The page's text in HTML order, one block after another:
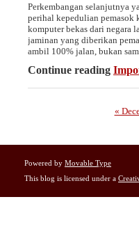
Perkembangan selanjutnya
perihal kepedulian pemasok
komputer bekas dari negara
jaminan yang diberikan
ambil 100% jalan, bukan
Continue reading
«
Powered by Movable Type
This blog is licensed under a